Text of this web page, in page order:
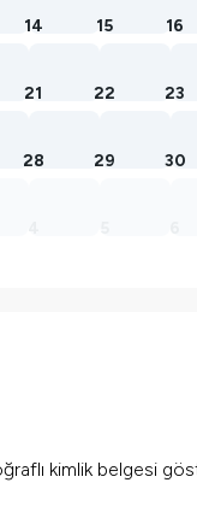
14 15 16
21 22 23
28 29 30
kimlik belgesi